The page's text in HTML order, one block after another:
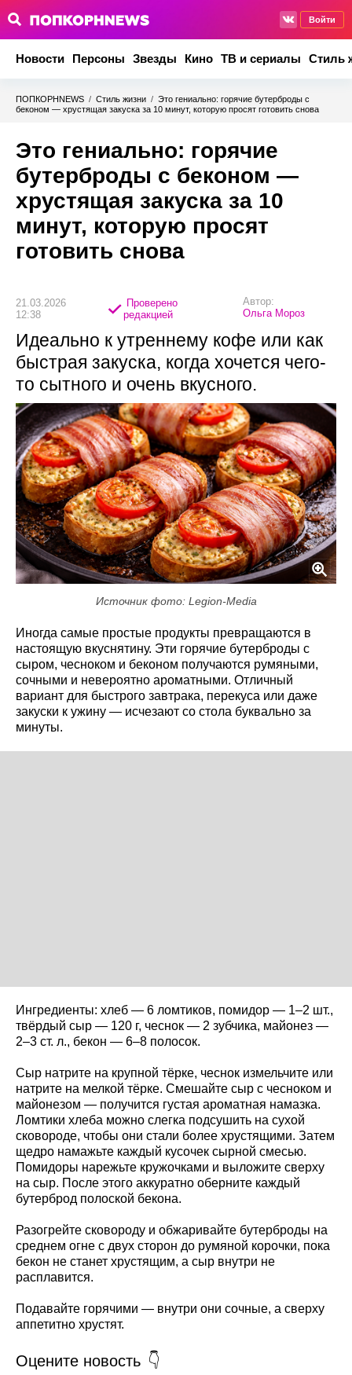
Войти
Новости Персоны Звезды Кино ТВ и сериалы Стиль
ПОПКОРНNEWS / Стиль жизни / Это гениально: горячие бутерброды с
беконом — хрустящая закуска за 10 минут, которую просят готовить снова
Это гениально: горячие
бутерброды с беконом —
хрустящая закуска за 10
минут, которую просят
готовить снова
21.03.2026
12:38
Проверено
редакцией
Автор:
Ольга Мороз
Идеально к утреннему кофе или как
быстрая закуска, когда хочется чего-
то сытного и очень вкусного.
Источник фото: Legion-Media
Иногда самые простые продукты превращаются в
настоящую вкуснятину. Эти горячие бутерброды с
сыром, чесноком и беконом получаются румяными,
сочными и невероятно ароматными. Отличный
вариант для быстрого завтрака, перекуса или даже
закуски к ужину — исчезают со стола буквально за
минуты.
Ингредиенты: хлеб — 6 ломтиков, помидор — 1–2 шт.,
твёрдый сыр — 120 г, чеснок — 2 зубчика, майонез —
2–3 ст. л., бекон — 6–8 полосок.
Сыр натрите на крупной тёрке, чеснок измельчите или
натрите на мелкой тёрке. Смешайте сыр с чесноком и
майонезом — получится густая ароматная намазка.
Ломтики хлеба можно слегка подсушить на сухой
сковороде, чтобы они стали более хрустящими. Затем
щедро намажьте каждый кусочек сырной смесью.
Помидоры нарежьте кружочками и выложите сверху
на сыр. После этого аккуратно оберните каждый
бутерброд полоской бекона.
Разогрейте сковороду и обжаривайте бутерброды на
среднем огне с двух сторон до румяной корочки, пока
бекон не станет хрустящим, а сыр внутри не
расплавится.
Подавайте горячими — внутри они сочные, а сверху
аппетитно хрустят.
Оцените новость